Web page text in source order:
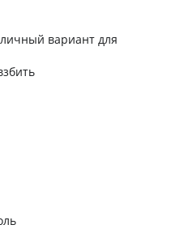
вариант для